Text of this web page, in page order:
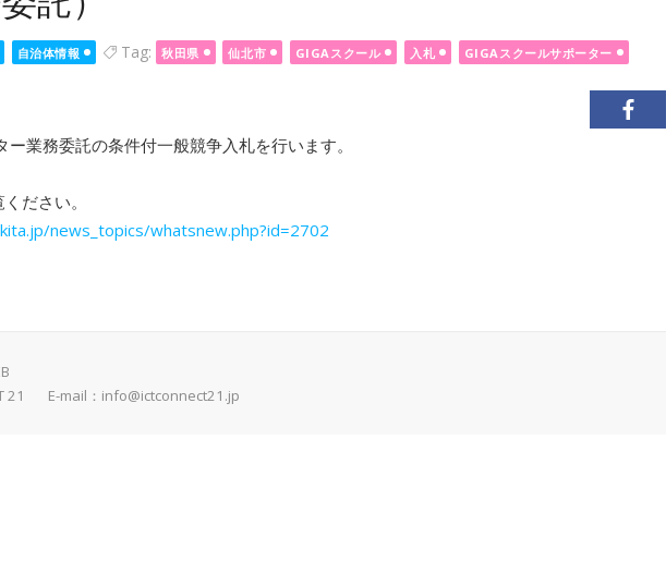
自治体情報 Tag: 秋田県 仙北市 GIGAスクール 入札 GIGAスクールサポーター
業務委託の条件付一般競争入札を行います。
ださい。
news_topics/whatsnew.php?id=2702
21 E-mail： info@ictconnect21.jp